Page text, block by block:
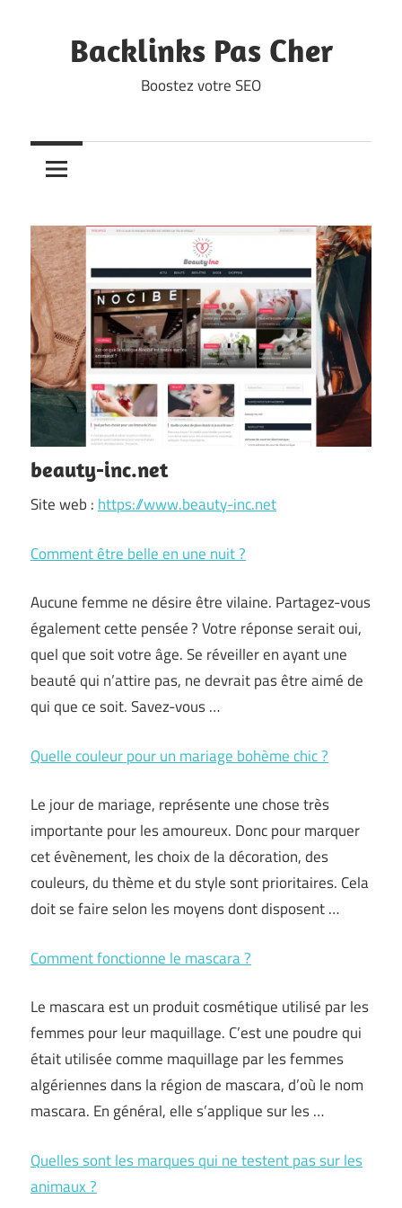
contentBacklinks Pas Cher
Boostez votre SEO
beauty-inc.net
Site web : https://www.beauty-inc.net
Comment être belle en une nuit ?
Aucune femme ne désire être vilaine. Partagez-vous
également cette pensée ? Votre réponse serait oui,
quel que soit votre âge. Se réveiller en ayant une
beauté qui n’attire pas, ne devrait pas être aimé de
qui que ce soit. Savez-vous …
Quelle couleur pour un mariage bohème chic ?
Le jour de mariage, représente une chose très
importante pour les amoureux. Donc pour marquer
cet évènement, les choix de la décoration, des
couleurs, du thème et du style sont prioritaires. Cela
doit se faire selon les moyens dont disposent …
Comment fonctionne le mascara ?
Le mascara est un produit cosmétique utilisé par les
femmes pour leur maquillage. C’est une poudre qui
était utilisée comme maquillage par les femmes
algériennes dans la région de mascara, d’où le nom
mascara. En général, elle s’applique sur les …
Quelles sont les marques qui ne testent pas sur les
animaux ?